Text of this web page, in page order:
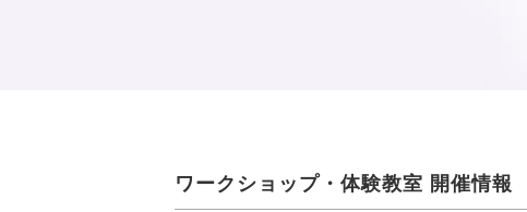
ワークショップ・体験教室 開催情報